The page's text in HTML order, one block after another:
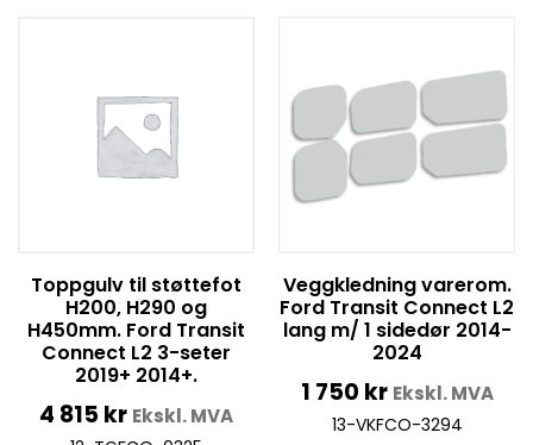
Toppgulv til støttefot
H200, H290 og
H450mm. Ford Transit
Connect L2 3-seter
2019+ 2014+.
4 815 kr Ekskl. MVA
Veggkledning varerom.
Ford Transit Connect L2
lang m/ 1 sidedør 2014-
2024
1 750 kr Ekskl. MVA
13-VKFCO-3294